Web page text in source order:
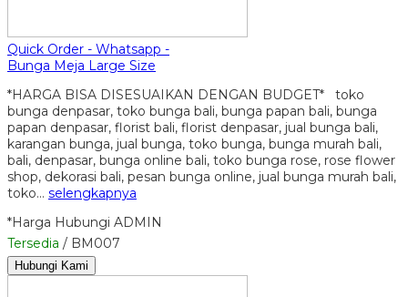
Quick Order - Whatsapp -
Bunga Meja Large Size
*HARGA BISA DISESUAIKAN DENGAN BUDGET* toko
bunga denpasar, toko bunga bali, bunga papan bali, bunga
papan denpasar, florist bali, florist denpasar, jual bunga bali,
karangan bunga, jual bunga, toko bunga, bunga murah bali,
bali, denpasar, bunga online bali, toko bunga rose, rose flower
shop, dekorasi bali, pesan bunga online, jual bunga murah bali,
toko… selengkapnya
*Harga Hubungi ADMIN
Tersedia / BM007
Hubungi Kami